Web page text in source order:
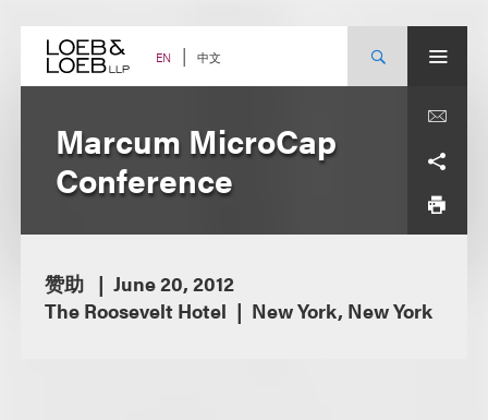
content EN 中文
Marcum MicroCap
Conference
赞助
June 20, 2012
The Roosevelt Hotel
New York, New York